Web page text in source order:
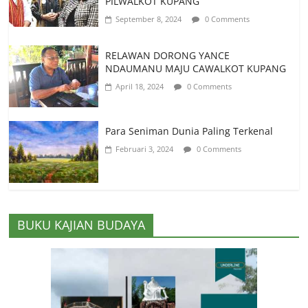
September 8, 2024 0 Comments
RELAWAN DORONG YANCE
NDAUMANU MAJU CAWALKOT KUPANG
April 18, 2024 0 Comments
Para Seniman Dunia Paling Terkenal
Februari 3, 2024 0 Comments
BUKU KAJIAN BUDAYA